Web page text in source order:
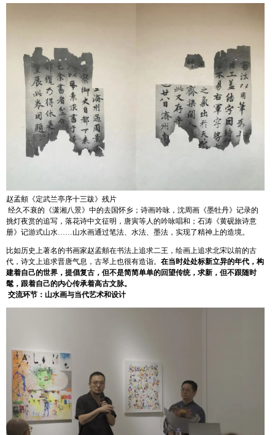
赵孟頫《定武兰亭序十三跋》残片
经久不衰的《潇湘八景》中的去国怀乡；诗画吟咏，沈周画《墨牡丹》记录的
挑灯夜赏的追写，落花诗中文征明，唐寅等人的吟咏唱和；石涛《黄砚旅诗意
册》记游式山水……山水画通过笔法、水法、墨法，实现了精神上的造境。
比如历史上著名的书画家赵孟頫在书法上追求二王，绘画上追求北宋以前的古
代，诗文上追求晋唐气息，古琴上也很有造诣。 在当时处处标新立异的年代，构
建着自己的世界，提倡复古，但不是简简单单的回望传统，求新，但不跟随时
髦，跟着自己的内心传承着高古文脉。
交流环节：山水画与当代艺术和设计